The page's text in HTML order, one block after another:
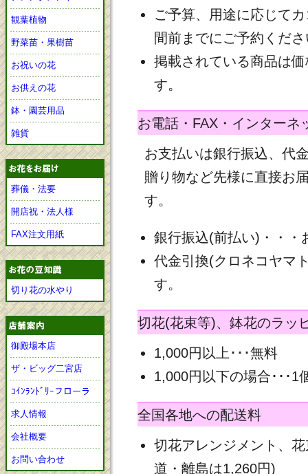
観葉植物
野菜苗・果樹苗
お祝いの花
お供えの花
鉢・園芸用品
雑貨
葬儀・法要
開店祝・法人様
FAX注文用紙
切り花の水やり
御殿場本店
ザ・ビッグ二宮店
ｺｲﾝﾗﾝﾄﾞﾘｰフローラ
求人情報
会社概要
お問い合わせ
ご予算、用途に応じて
間前までにご予約くだ
掲載されている商品は
す。
お電話・FAX・インターネ
お支払いは銀行振込、代
贈り物など先様に直接お
す。
銀行振込(前払い)・・・
代金引換(クロネコヤマ
す。
切花(花束等)、鉢花のラッ
1,000円以上･･･無料
1,000円以下の場合･･･1
全国各地への配送料
切花アレンジメント、
道・離島は1,260円)